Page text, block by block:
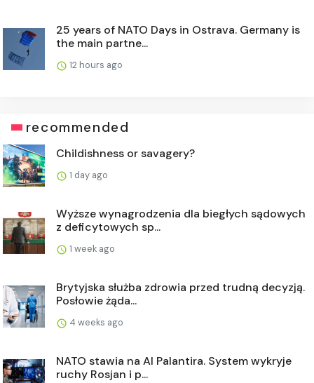
25 years of NATO Days in Ostrava. Germany is
the main partne...
12 hours ago
recommended
Childishness or savagery?
1 day ago
Wyższe wynagrodzenia dla biegłych sądowych
z deficytowych sp...
1 week ago
Brytyjska służba zdrowia przed trudną decyzją.
Posłowie żąda...
4 weeks ago
NATO stawia na AI Palantira. System wykryje
ruchy Rosjan i p...